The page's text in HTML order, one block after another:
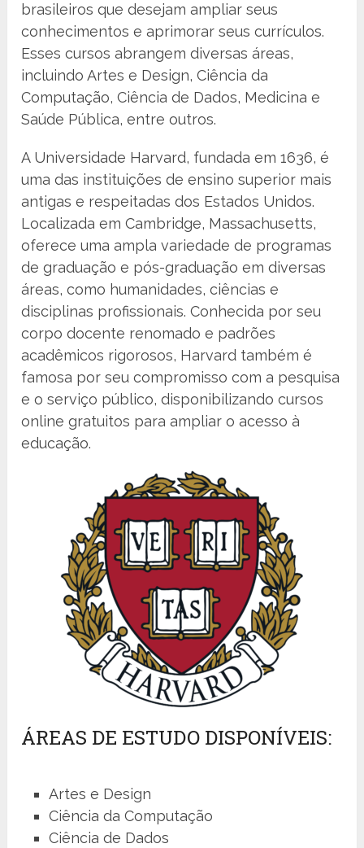
brasileiros que desejam ampliar seus
conhecimentos e aprimorar seus currículos.
Esses cursos abrangem diversas áreas,
incluindo Artes e Design, Ciência da
Computação, Ciência de Dados, Medicina e
Saúde Pública, entre outros.
A Universidade Harvard, fundada em 1636, é
uma das instituições de ensino superior mais
antigas e respeitadas dos Estados Unidos.
Localizada em Cambridge, Massachusetts,
oferece uma ampla variedade de programas
de graduação e pós-graduação em diversas
áreas, como humanidades, ciências e
disciplinas profissionais. Conhecida por seu
corpo docente renomado e padrões
acadêmicos rigorosos, Harvard também é
famosa por seu compromisso com a pesquisa
e o serviço público, disponibilizando cursos
online gratuitos para ampliar o acesso à
educação.
ÁREAS DE ESTUDO DISPONÍVEIS:
Artes e Design
Ciência da Computação
Ciência de Dados